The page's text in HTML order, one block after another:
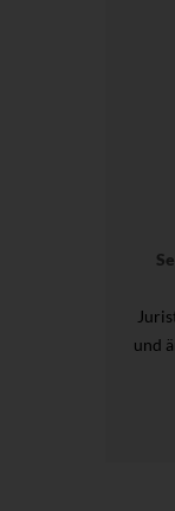
und